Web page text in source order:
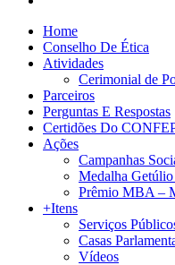
Home
Conselho De Ética
Atividades
Cerimonial de
Parceiros
Perguntas E Respostas
Certidões Do
Ações
Campanhas
Medalha Getúlio
Prêmio MBA –
+Itens
Serviços
Casas
Vídeos